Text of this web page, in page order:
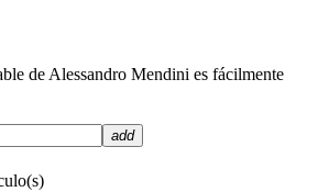
de Alessandro Mendini es fácilmente
add